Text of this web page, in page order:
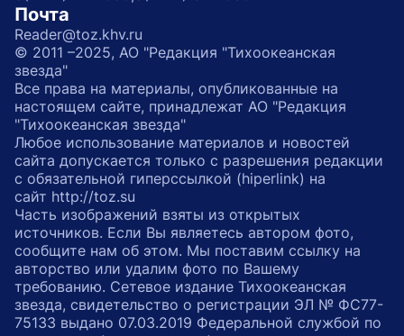
Почта
Reader@toz.khv.ru
© 2011 –2025, АО "Редакция "Тихоокеанская
звезда"
Все права на материалы, опубликованные на
настоящем сайте, принадлежат АО "Редакция
"Тихоокеанская звезда"
Любое использование материалов и новостей
сайта допускается только с разрешения редакции
с обязательной гиперссылкой (hiperlink) на
сайт http://toz.su
Часть изображений взяты из открытых
источников. Если Вы являетесь автором фото,
сообщите нам об этом. Мы поставим ссылку на
авторство или удалим фото по Вашему
требованию. Сетевое издание Тихоокеанская
звезда, свидетельство о регистрации ЭЛ № ФС77-
75133 выдано 07.03.2019 Федеральной службой по